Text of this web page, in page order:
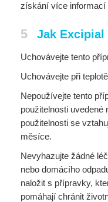
získání více informací
5 Jak Excipial
Uchovávejte tento
Uchovávejte při
Nepoužívejte tento
použitelnosti uvedené
použitelnosti se
měsíce.
Nevyhazujte žádné
nebo domácího
naložit s přípravky,
pomáhají chránit